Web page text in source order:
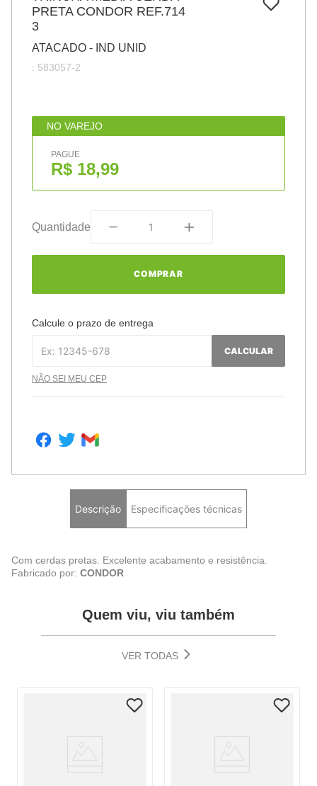
PRETA CONDOR REF.714
3
ATACADO - IND UNID
: 583057-2
NO VAREJO
PAGUE
R$ 18,99
Quantidade
COMPRAR
Calcule o prazo de entrega
CALCULAR
NÃO SEI MEU CEP
Descrição Especificações técnicas
Com cerdas pretas. Excelente acabamento e resistência.
Fabricado por: CONDOR
Quem viu, viu também
VER TODAS
papel